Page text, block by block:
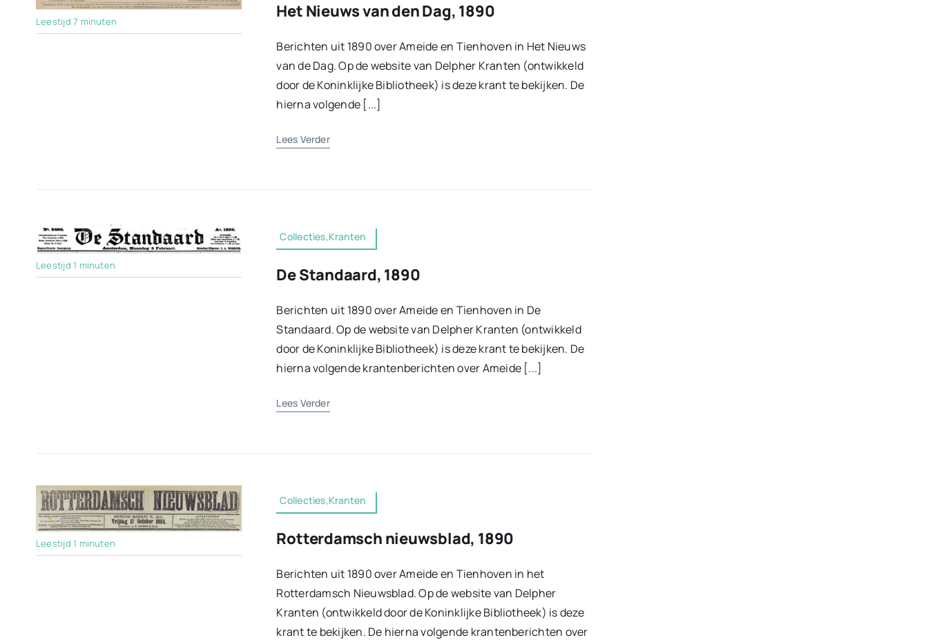
Leestijd 7 minuten Het Nieuws van den Dag, 1890
Berichten uit 1890 over Ameide en Tienhoven in Het Nieuws
van de Dag. Op de website van Delpher Kranten (ontwikkeld
door de Koninklijke Bibliotheek) is deze krant te bekijken. De
hierna volgende [...]
Lees Verder
Leestijd 1 minuten
Collecties,Kranten
De Standaard, 1890
Berichten uit 1890 over Ameide en Tienhoven in De
Standaard. Op de website van Delpher Kranten (ontwikkeld
door de Koninklijke Bibliotheek) is deze krant te bekijken. De
hierna volgende krantenberichten over Ameide [...]
Lees Verder
Leestijd 1 minuten
Collecties,Kranten
Rotterdamsch nieuwsblad, 1890
Berichten uit 1890 over Ameide en Tienhoven in het
Rotterdamsch Nieuwsblad. Op de website van Delpher
Kranten (ontwikkeld door de Koninklijke Bibliotheek) is deze
krant te bekijken. De hierna volgende krantenberichten over